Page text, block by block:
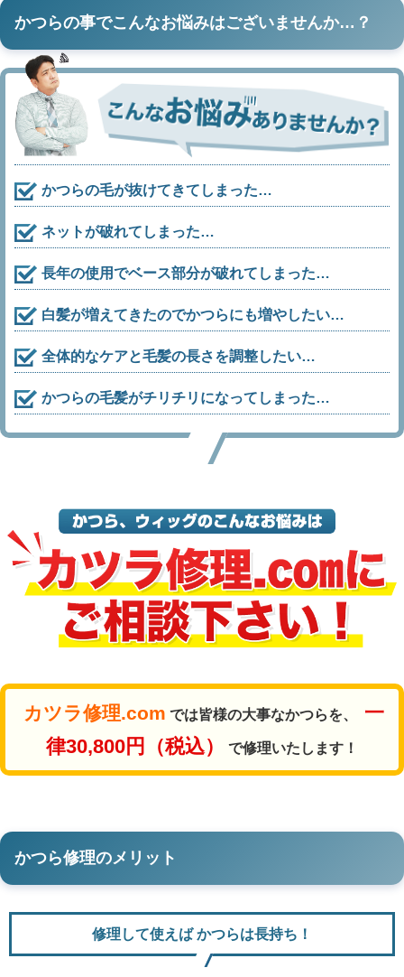
かつらの事でこんなお悩みはございませんか…？
かつらの毛が抜けてきてしまった…
ネットが破れてしまった…
長年の使用でベース部分が破れてしまった…
白髪が増えてきたのでかつらにも増やしたい…
全体的なケアと毛髪の長さを調整したい…
かつらの毛髪がチリチリになってしまった…
カツラ修理.com では皆様の大事なかつらを、
一
律30,800円（税込）
で修理いたします！
かつら修理のメリット
修理して使えば かつらは長持ち！